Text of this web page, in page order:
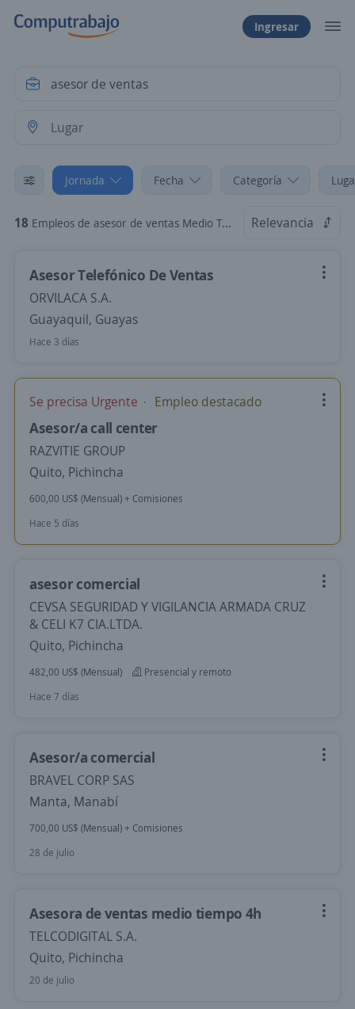
Ingresar
Jornada Fecha Categoría
18 Empleos de asesor de ventas Medio Tiempo Relevancia
Asesor Telefónico De Ventas
ORVILACA S.A.
Guayaquil, Guayas
Hace 3 días
Se precisa Urgente Empleo destacado
Asesor/a call center
RAZVITIE GROUP
Quito, Pichincha
600,00 US$ (Mensual) + Comisiones
Hace 5 días
asesor comercial
CEVSA SEGURIDAD Y VIGILANCIA ARMADA CRUZ
& CELI K7 CIA.LTDA.
Quito, Pichincha
482,00 US$ (Mensual)
Presencial y remoto
Hace 7 días
Asesor/a comercial
BRAVEL CORP SAS
Manta, Manabí
700,00 US$ (Mensual) + Comisiones
28 de julio
Asesora de ventas medio tiempo 4h
TELCODIGITAL S.A.
Quito, Pichincha
20 de julio